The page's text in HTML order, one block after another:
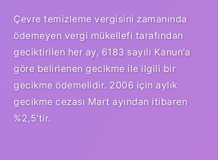
Çevre temizleme vergisini zamanında
ödemeyen vergi mükellefi tarafından
geciktirilen her ay, 6183 sayılı Kanun’a
göre belirlenen gecikme ile ilgili bir
gecikme ödemelidir. 2006 için aylık
gecikme cezası Mart ayından itibaren
%2,5’tir.